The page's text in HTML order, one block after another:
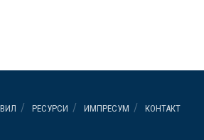
РЕСУРСИ ИМПРЕСУМ КОНТАКТ